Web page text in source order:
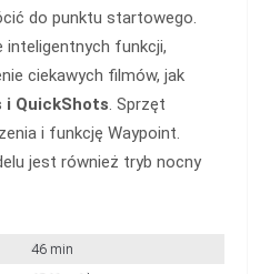
do punktu startowego.
funkcji,
ciekawych filmów, jak
QuickShots. Sprzęt
i funkcję Waypoint.
jest również tryb nocny
46 min